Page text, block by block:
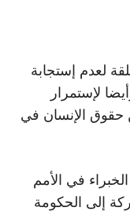
لعدم إستجابة
لإستمرار
حقوق الإنسان في
في الأمم
إلى الحكومة